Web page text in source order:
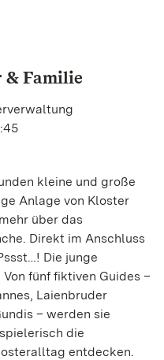
& Familie
kleine und große
Anlage von Kloster
über das
Direkt im Anschluss
Die junge
fünf fiktiven Guides –
Laienbruder
– werden sie
die
entdecken.